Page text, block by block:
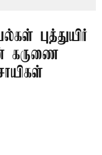
புத்துயிர்
கருணை